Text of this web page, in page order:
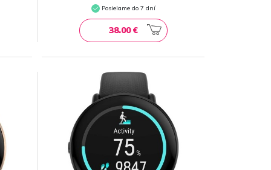
Posielame do 7 dní
38.00 €